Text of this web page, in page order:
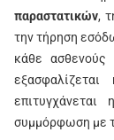
παραστατικών,
την τήρηση
κάθε
συμμόρφωση με